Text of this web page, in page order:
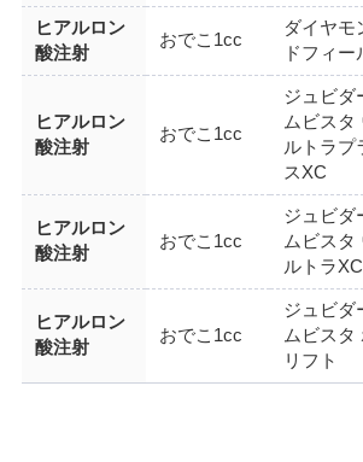
ヒアルロン
酸注射
おでこ1cc
ダイヤモ
ドフィー
ヒアルロン
酸注射
おでこ1cc
ジュビダ
ムビスタ
ルトラプ
スXC
ヒアルロン
酸注射
おでこ1cc
ジュビダ
ムビスタ
ルトラXC
ヒアルロン
酸注射
おでこ1cc
ジュビダ
ムビスタ
リフト